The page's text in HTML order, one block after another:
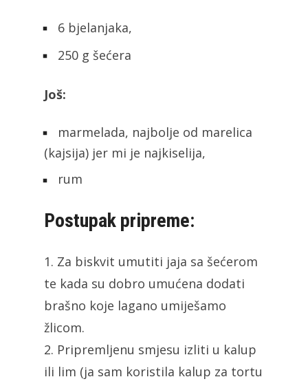
6 bjelanjaka,
250 g šećera
Još:
marmelada, najbolje od marelica
(kajsija) jer mi je najkiselija,
rum
Postupak pripreme:
1. Za biskvit umutiti jaja sa šećerom
te kada su dobro umućena dodati
brašno koje lagano umiješamo
žlicom.
2. Pripremljenu smjesu izliti u kalup
ili lim (ja sam koristila kalup za tortu